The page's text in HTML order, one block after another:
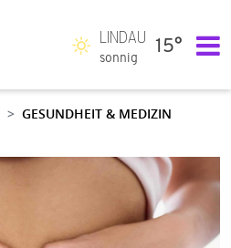
LINDAU
sonnig
15°
GESUNDHEIT & MEDIZIN